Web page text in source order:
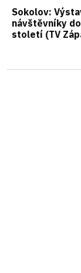
Sokolov:
návštěvníky
století (TV